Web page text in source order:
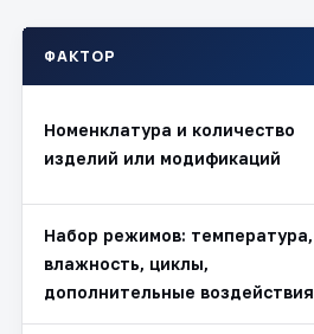
ФАКТОР
Номенклатура и количество
изделий или модификаций
Набор режимов: температура,
влажность, циклы,
дополнительные воздействия